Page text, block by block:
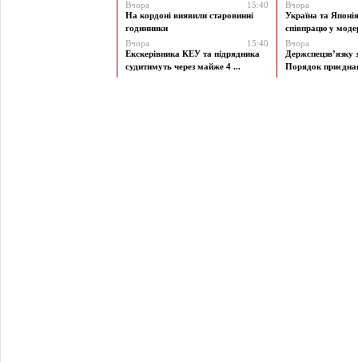
Вчора
15:40
На кордоні виявили старовинні
годинники
Вчора
15:40
Екскерівника КЕУ та підрядника
судитимуть через майже 4 ...
Вчора
Україна та
співпрацю у
Вчора
Держспецзв’язку
Порядок